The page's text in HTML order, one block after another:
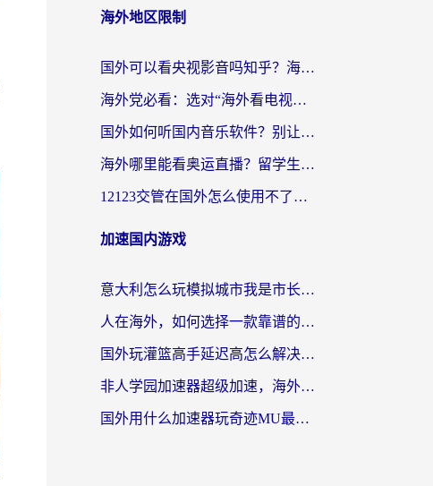
海外地区限制
国外可以看央视影音吗知乎？海外党亲测有效的回国加速方案
海外党必看：选对“海外看电视剧软件”，再也不用愁国内剧刷不了
国外如何听国内音乐软件？别让地域限制，断了你的中文歌单
海外哪里能看奥运直播？留学生&海外华人必看的体育赛事观赛终极指南
12123交管在国外怎么使用不了？海外华人必看的无缝访问国内资源指南
加速国内游戏
意大利怎么玩模拟城市我是市长？海外党国服游戏加速终极攻略（附三国3量子特攻解决办法）
人在海外，如何选择一款靠谱的玩剑灵2加速器？
国外玩灌篮高手延迟高怎么解决？海外玩家国服游戏加速终极指南
非人学园加速器超级加速，海外玩家重返国服的通行证
国外用什么加速器玩奇迹MU最好？2026海外玩家国服游戏加速全攻略